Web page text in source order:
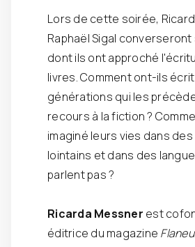
Lors de cette soirée,
Raphaël Sigal
dont ils ont approché
livres. Comment ont-ils
générations qui les
recours à la fiction ?
imaginé leurs vies dans des
lointains et dans des
parlent pas ?
Ricarda Messner est
éditrice du magazine